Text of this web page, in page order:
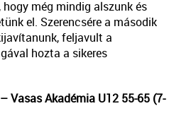
még mindig alszunk és
el. Szerencsére a második
feljavult a
hozta a sikeres
Vasas Akadémia U12 55-65 (7-